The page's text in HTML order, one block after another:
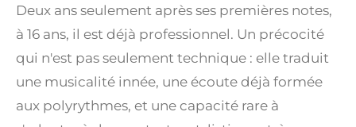
Deux ans seulement après ses premières notes,
à 16 ans, il est déjà professionnel. Un précocité
qui n'est pas seulement technique : elle traduit
une musicalité innée, une écoute déjà formée
aux polyrythmes, et une capacité rare à